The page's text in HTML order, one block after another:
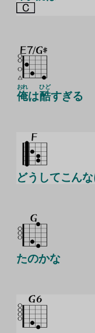
俺
おれ
は酷
ひど
すぎる
どうしてこん
たのかな